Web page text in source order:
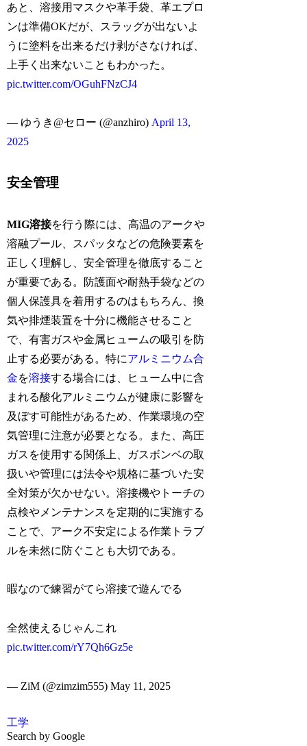
あと、溶接用マスクや革手袋、革エプロ
ンは準備OKだが、スラッグが出ないよ
うに塗料を出来るだけ剥がさなければ、
上手く出来ないこともわかった。
pic.twitter.com/OGuhFNzCJ4
— ゆうき@セロー (@anzhiro) April 13,
2025
安全管理
MIG溶接を行う際には、高温のアークや
溶融プール、スパッタなどの危険要素を
正しく理解し、安全管理を徹底すること
が重要である。防護面や耐熱手袋などの
個人保護具を着用するのはもちろん、換
気や排煙装置を十分に機能させること
で、有害ガスや金属ヒュームの吸引を防
止する必要がある。特にアルミニウム合
金を溶接する場合には、ヒューム中に含
まれる酸化アルミニウムが健康に影響を
及ぼす可能性があるため、作業環境の空
気管理に注意が必要となる。また、高圧
ガスを使用する関係上、ガスボンベの取
扱いや管理には法令や規格に基づいた安
全対策が欠かせない。溶接機やトーチの
点検やメンテナンスを定期的に実施する
ことで、アーク不安定による作業トラブ
ルを未然に防ぐことも大切である。
暇なので練習がてら溶接で遊んでる
全然使えるじゃんこれ
pic.twitter.com/rY7Qh6Gz5e
— ZiM (@zimzim555) May 11, 2025
工学
Search by Google